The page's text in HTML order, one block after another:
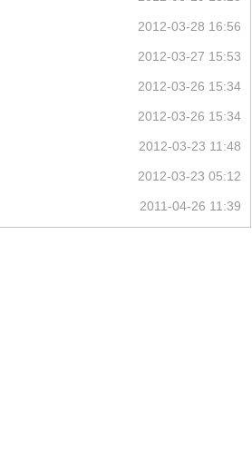
2012-03-28 16:56
2012-03-27 15:53
2012-03-26 15:34
2012-03-26 15:34
2012-03-23 11:48
2012-03-23 05:12
2011-04-26 11:39